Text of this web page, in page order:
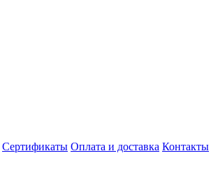
Сертификаты Оплата и доставка Контакты